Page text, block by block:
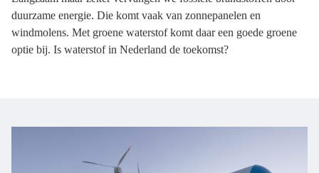
duurzame energie. Die komt vaak van zonnepanelen en
windmolens. Met groene waterstof komt daar een goede groene
optie bij. Is waterstof in Nederland de toekomst?